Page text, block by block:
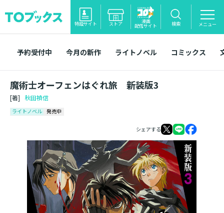
特設サイト ストア 漫画
配信サイト 検索 メニュー
予約受付中 今月の新作 ライトノベル コミックス
魔術士オーフェンはぐれ旅 新装版3
[著] 秋田禎信
ライトノベル 発売中
シェアする